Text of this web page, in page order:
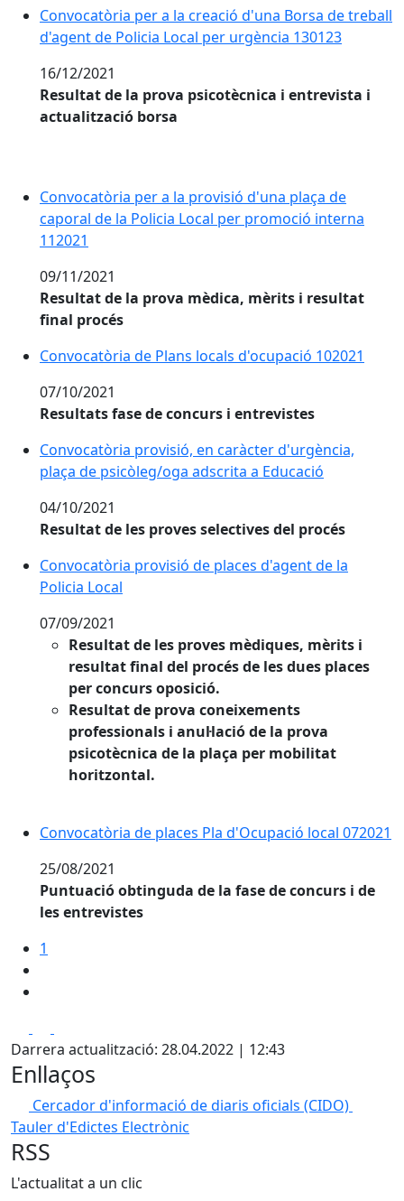
Convocatòria per a la creació d'una Borsa de treball
d'agent de Policia Local per urgència 130123
16/12/2021
Resultat de la prova psicotècnica i entrevista i
actualització borsa
Convocatòria per a la provisió d'una plaça de
caporal de la Policia Local per promoció interna
112021
09/11/2021
Resultat de la prova mèdica, mèrits i resultat
final procés
Convocatòria de Plans locals d'ocupació 102021
07/10/2021
Resultats fase de concurs i entrevistes
Convocatòria provisió, en caràcter d'urgència,
plaça de psicòleg/oga adscrita a Educació
04/10/2021
Resultat de les proves selectives del procés
Convocatòria provisió de places d'agent de la
Policia Local
07/09/2021
Resultat de les proves mèdiques, mèrits i
resultat final del procés de les dues places
per concurs oposició.
Resultat de prova coneixements
professionals i anul·lació de la prova
psicotècnica de la plaça per mobilitat
horitzontal.
Convocatòria de places Pla d'Ocupació local 072021
25/08/2021
Puntuació obtinguda de la fase de concurs i de
les entrevistes
1
Darrera actualització: 28.04.2022 | 12:43
Enllaços
Cercador d'informació de diaris oficials (CIDO)
Tauler d'Edictes Electrònic
RSS
L'actualitat a un clic